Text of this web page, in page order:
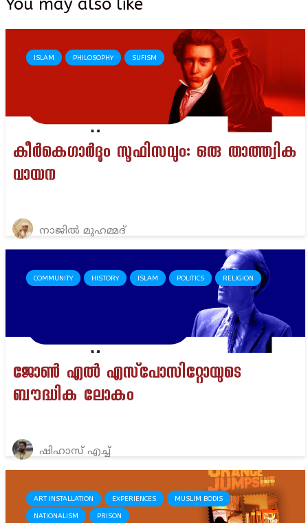
You may also like
ISLAM PHILOSOPHY SUFISM
കീർകെഗാർദും സൂഫിസവും: ഒരു താത്ത്വിക
വായന
നാജിൽ മുഹമ്മദ്
COMMUNITY HISTORY ISLAM POLITICS RELIGION
ജോൺ എൽ എസ്‌പോസിറ്റോയുടെ
ബൗദ്ധിക ലോകം
ഷിഹാസ് എച്ച്
ART INSTALLATION EXPERIENCES MUSLIM BODIS
NATIONALISM PRISON